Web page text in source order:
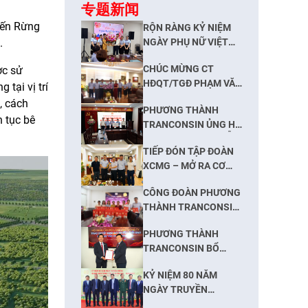
Rừng
sử
tại vị trí
cách
tục bê
专题新闻
RỘN RÀNG KỶ NIỆM
NGÀY PHỤ NỮ VIỆT
CHÚC MỪNG CT
HĐQT/TGĐ PHẠM VĂN
13/10: KHẲNG ĐỊNH
SỨC MẠNH ĐOÀN KẾT,
PHÁT TRIỂN
PHƯƠNG THÀNH
TRANCONSIN ỦNG HỘ
TRỢ NHÂN DÂN THÁI
NGUYÊN KHẮC PHỤC
TIẾP ĐÓN TẬP ĐOÀN
XCMG – MỞ RA CƠ
HƯỚNG CHUYỂN ĐỔI
XANH
CÔNG ĐOÀN PHƯƠNG
THÀNH TRANCONSIN
NGƯỜI LAO ĐỘNG
NHÂN DỊP TRUNG
PHƯƠNG THÀNH
TRANCONSIN BỔ
GIÁM ĐỐC
KỶ NIỆM 80 NĂM
NGÀY TRUYỀN